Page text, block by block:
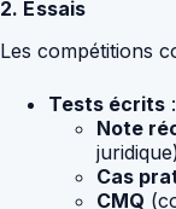
2. Essais
Les compétitions
Tests écrits :
Note
Cas
CMQ